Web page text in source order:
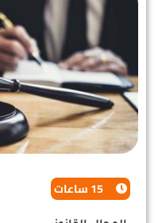
15 ساعات